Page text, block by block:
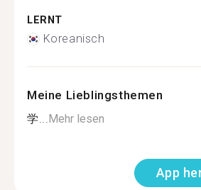
LERNT
Koreanisch
Meine Lieblingsthemen
学...Mehr lesen
App